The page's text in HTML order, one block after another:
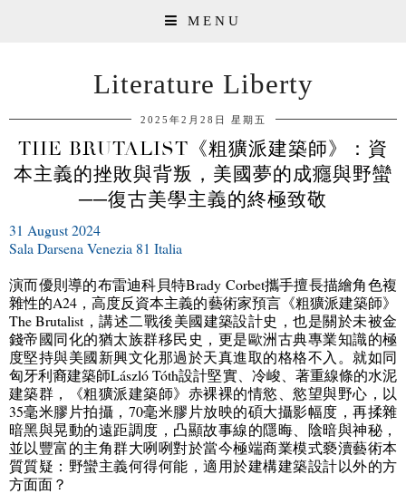
MENU
Literature Liberty
2025年2月28日 星期五
THE BRUTALIST《粗獷派建築師》：資
本主義的挫敗與背叛，美國夢的成癮與野蠻
──復古美學主義的終極致敬
31 August 2024
Sala Darsena Venezia 81 Italia
演而優則導的布雷迪科貝特Brady Corbet攜手擅長描繪角色複
雜性的A24 ，高度反資本主義的藝術家預言《粗獷派建築師》
The Brutalist ，講述二戰後美國建築設計史，也是關於未被金
錢帝國同化的猶太族群移民史，更是歐洲古典專業知識的極
度堅持與美國新興文化那過於天真進取的格格不入。就如同
匈牙利裔建築師László Tóth設計堅實、冷峻、著重線條的水泥
建築群，《粗獷派建築師》赤裸裸的情慾、慾望與野心，以
35毫米膠片拍攝， 70毫米膠片放映的碩大攝影幅度，再揉雜
暗黑與晃動的遠距調度，凸顯故事線的隱晦、陰暗與神秘，
並以豐富的主角群大咧咧對於當今極端商業模式褻瀆藝術本
質質疑：野蠻主義何得何能，適用於建構建築設計以外的方
方面面？